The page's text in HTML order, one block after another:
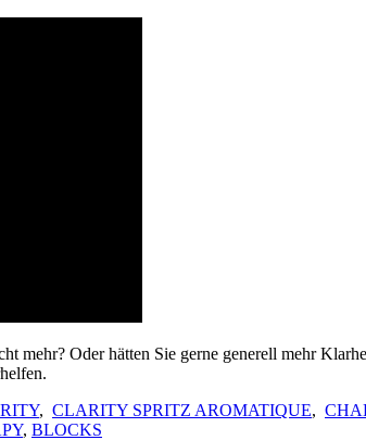
mehr? Oder hätten Sie gerne generell mehr
, CLARITY SPRITZ AROMATIQUE,
, BLOCKS